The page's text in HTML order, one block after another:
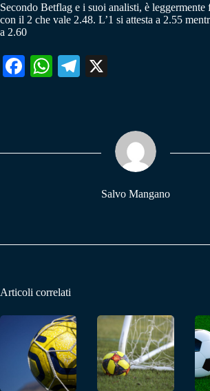
Secondo Betflag e i suoi analisti, è
con il 2 che vale 2.48. L’1 si attesta a 2.55
a 2.60
Fa W
pp
Te
m
Salvo Mangano
Articoli correlati